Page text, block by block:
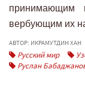
принимающим
вербующим их
АВТОР: ИКРАМУТДИН ХАН
Русский мир
Руслан